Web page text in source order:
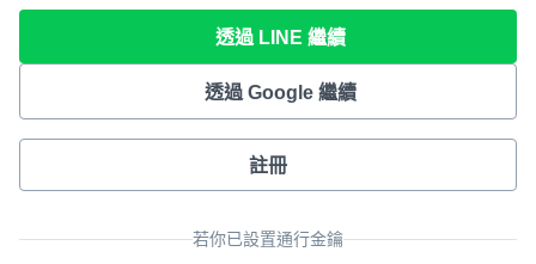
透過 LINE 繼續
透過 Google 繼續
註冊
若你已設置通行金鑰